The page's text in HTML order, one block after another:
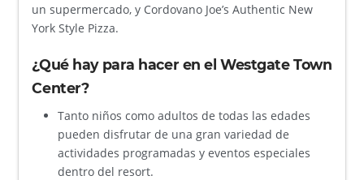
un supermercado, y Cordovano Joe’s Authentic New
York Style Pizza.
¿Qué hay para hacer en el Westgate Town
Center?
Tanto niños como adultos de todas las edades
pueden disfrutar de una gran variedad de
actividades programadas y eventos especiales
dentro del resort.